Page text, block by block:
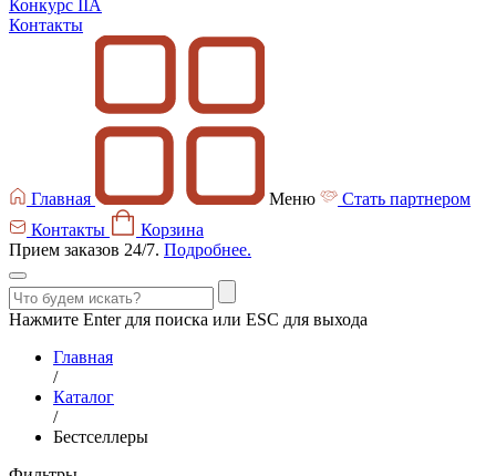
Конкурс IIA
Контакты
Главная Меню
Стать партнером
Контакты
Корзина
Прием заказов 24/7. Подробнее.
Нажмите Enter для поиска или ESC для выхода
Главная
/
Каталог
/
Бестселлеры